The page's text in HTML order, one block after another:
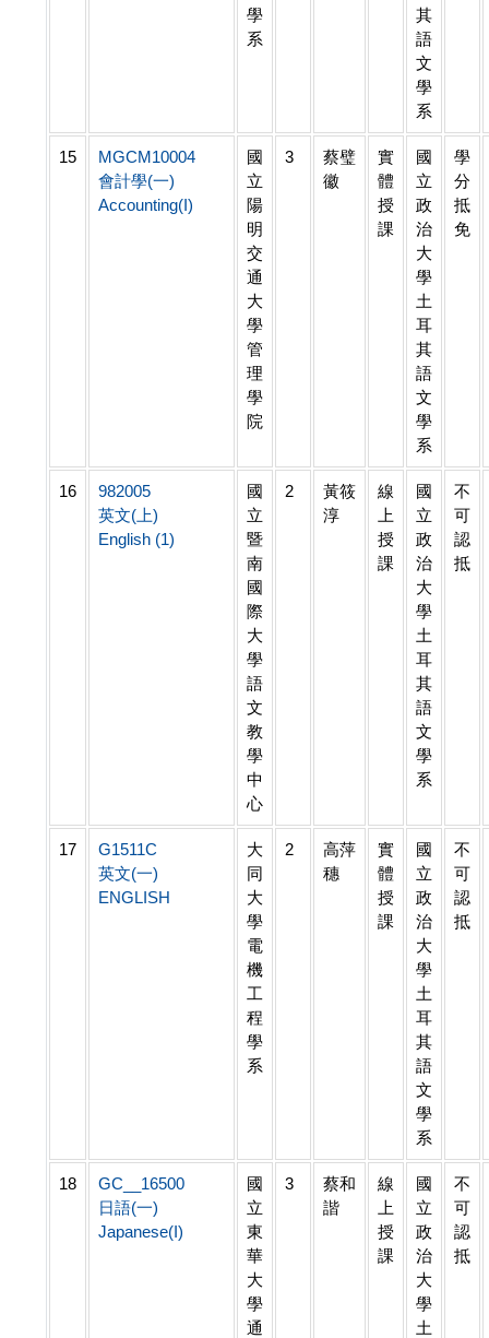
學
系
其
語
文
學
系
15
MGCM10004
會計學(一)
Accounting(I)
國
立
陽
明
交
通
大
學
管
理
學
院
3
蔡璧
徽
實
體
授
課
國
立
政
治
大
學
土
耳
其
語
文
學
系
學
分
抵
免
16
982005
英文(上)
English (1)
國
立
暨
南
國
際
大
學
語
文
教
學
中
心
2
黃筱
淳
線
上
授
課
國
立
政
治
大
學
土
耳
其
語
文
學
系
不
可
認
抵
17
G1511C
英文(一)
ENGLISH
大
同
大
學
電
機
工
程
學
系
2
高萍
穗
實
體
授
課
國
立
政
治
大
學
土
耳
其
語
文
學
系
不
可
認
抵
18
GC__16500
日語(一)
Japanese(I)
國
立
東
華
大
學
通
3
蔡和
諧
線
上
授
課
國
立
政
治
大
學
土
不
可
認
抵